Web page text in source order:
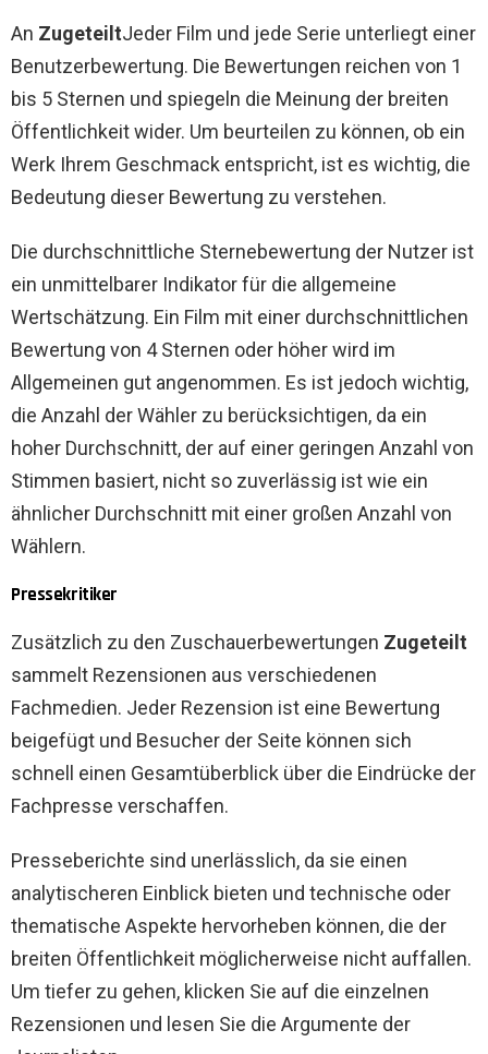
An ZugeteiltJeder Film und jede Serie unterliegt einer
Benutzerbewertung. Die Bewertungen reichen von 1
bis 5 Sternen und spiegeln die Meinung der breiten
Öffentlichkeit wider. Um beurteilen zu können, ob ein
Werk Ihrem Geschmack entspricht, ist es wichtig, die
Bedeutung dieser Bewertung zu verstehen.
Die durchschnittliche Sternebewertung der Nutzer ist
ein unmittelbarer Indikator für die allgemeine
Wertschätzung. Ein Film mit einer durchschnittlichen
Bewertung von 4 Sternen oder höher wird im
Allgemeinen gut angenommen. Es ist jedoch wichtig,
die Anzahl der Wähler zu berücksichtigen, da ein
hoher Durchschnitt, der auf einer geringen Anzahl von
Stimmen basiert, nicht so zuverlässig ist wie ein
ähnlicher Durchschnitt mit einer großen Anzahl von
Wählern.
Pressekritiker
Zusätzlich zu den Zuschauerbewertungen Zugeteilt
sammelt Rezensionen aus verschiedenen
Fachmedien. Jeder Rezension ist eine Bewertung
beigefügt und Besucher der Seite können sich
schnell einen Gesamtüberblick über die Eindrücke der
Fachpresse verschaffen.
Presseberichte sind unerlässlich, da sie einen
analytischeren Einblick bieten und technische oder
thematische Aspekte hervorheben können, die der
breiten Öffentlichkeit möglicherweise nicht auffallen.
Um tiefer zu gehen, klicken Sie auf die einzelnen
Rezensionen und lesen Sie die Argumente der